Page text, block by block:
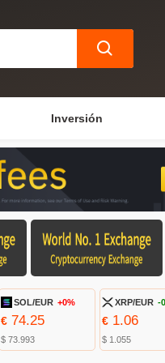
Inversión
SOL/EUR +0%
€ 74.25
$ 73.993
XRP/EUR -
€ 1.06
$ 1.055